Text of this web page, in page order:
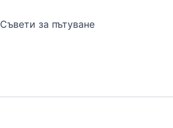
Съвети за пътуване